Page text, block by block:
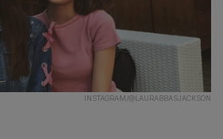
INSTAGRAM/@LAURABBASJACKSON